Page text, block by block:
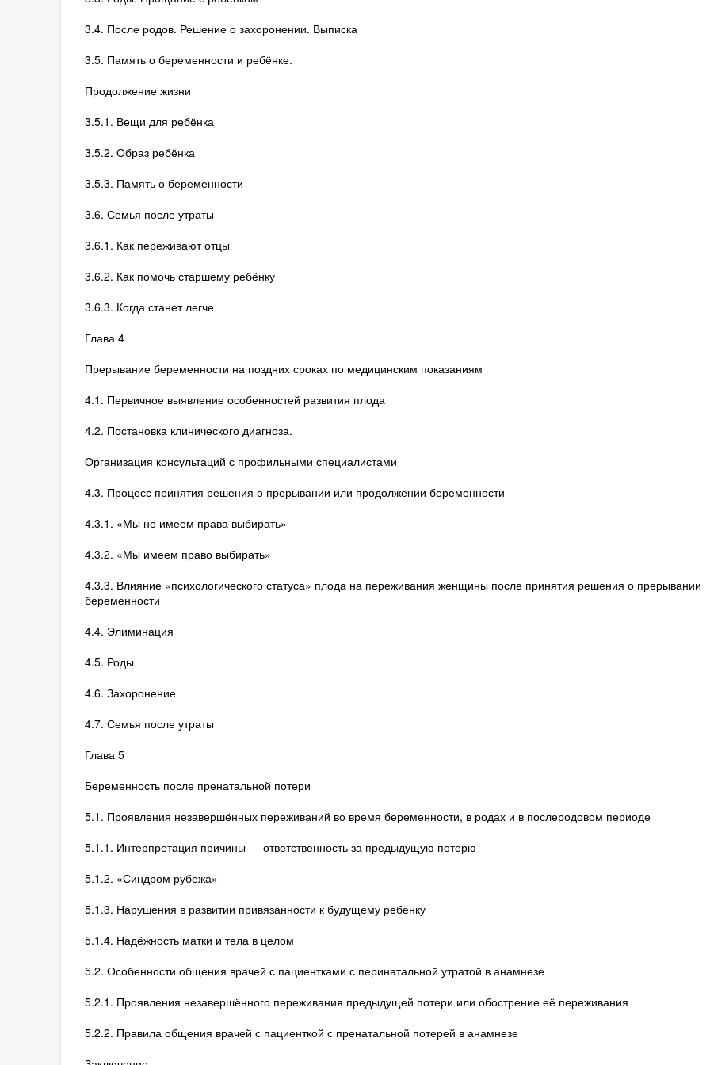
3.4. После родов. Решение о захоронении. Выписка
3.5. Память о беременности и ребёнке.
Продолжение жизни
3.5.1. Вещи для ребёнка
3.5.2. Образ ребёнка
3.5.3. Память о беременности
3.6. Семья после утраты
3.6.1. Как переживают отцы
3.6.2. Как помочь старшему ребёнку
3.6.3. Когда станет легче
Глава 4
Прерывание беременности на поздних сроках по медицинским показаниям
4.1. Первичное выявление особенностей развития плода
4.2. Постановка клинического диагноза.
Организация консультаций с профильными специалистами
4.3. Процесс принятия решения о прерывании или продолжении беременности
4.3.1. «Мы не имеем права выбирать»
4.3.2. «Мы имеем право выбирать»
4.3.3. Влияние «психологического статуса» плода на переживания женщины после принятия решения о прерывании
беременности
4.4. Элиминация
4.5. Роды
4.6. Захоронение
4.7. Семья после утраты
Глава 5
Беременность после пренатальной потери
5.1. Проявления незавершённых переживаний во время беременности, в родах и в послеродовом периоде
5.1.1. Интерпретация причины — ответственность за предыдущую потерю
5.1.2. «Синдром рубежа»
5.1.3. Нарушения в развитии привязанности к будущему ребёнку
5.1.4. Надёжность матки и тела в целом
5.2. Особенности общения врачей с пациентками с перинатальной утратой в анамнезе
5.2.1. Проявления незавершённого переживания предыдущей потери или обострение её переживания
5.2.2. Правила общения врачей с пациенткой с пренатальной потерей в анамнезе